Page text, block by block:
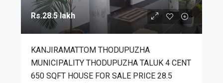
Rs.28.5 lakh
KANJIRAMATTOM THODUPUZHA
MUNICIPALITY THODUPUZHA TALUK 4 CENT
650 SQFT HOUSE FOR SALE PRICE 28.5